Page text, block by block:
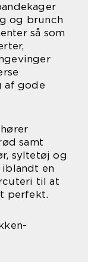
og brunch
så som
af gode
samt
syltetøj og
en
til at
perfekt.